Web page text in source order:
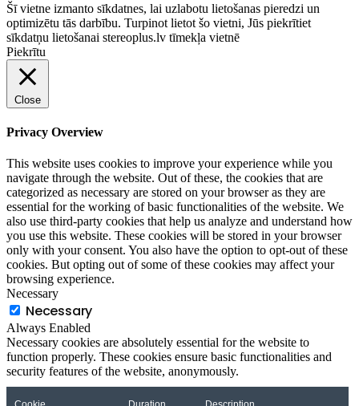
Šī vietne izmanto sīkdatnes, lai uzlabotu lietošanas pieredzi un
optimizētu tās darbību. Turpinot lietot šo vietni, Jūs piekrītiet
sīkdatņu lietošanai stereoplus.lv tīmekļa vietnē
Piekrītu
Close
Privacy Overview
This website uses cookies to improve your experience while you
navigate through the website. Out of these, the cookies that are
categorized as necessary are stored on your browser as they are
essential for the working of basic functionalities of the website. We
also use third-party cookies that help us analyze and understand how
you use this website. These cookies will be stored in your browser
only with your consent. You also have the option to opt-out of these
cookies. But opting out of some of these cookies may affect your
browsing experience.
Necessary
Necessary
Always Enabled
Necessary cookies are absolutely essential for the website to
function properly. These cookies ensure basic functionalities and
security features of the website, anonymously.